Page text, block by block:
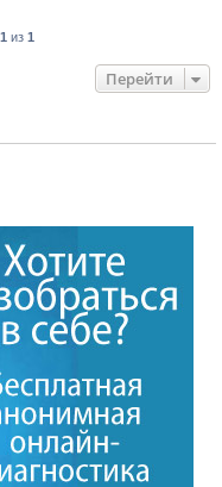
1 из 1
Перейти